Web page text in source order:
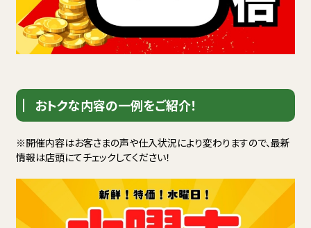
おトクな内容の一例をご紹介！
※開催内容はお客さまの声や仕入状況により変わりますので、最新
情報は店頭にてチェックしてください！